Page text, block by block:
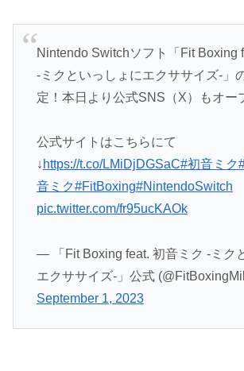
Nintendo Switchソフト「Fit Boxing
-ミクといっしょにエクササイズ-」
定！本日より公式SNS（X）もオー
公式サイトはこちらにて
↓ https://t.co/LMiDjDGSaC#初音ミク
音ミク#FitBoxing#NintendoSwitch
pic.twitter.com/fr95ucKAOk
— 「Fit Boxing feat. 初音ミク -ミク
エクササイズ-」公式
September 1, 2023